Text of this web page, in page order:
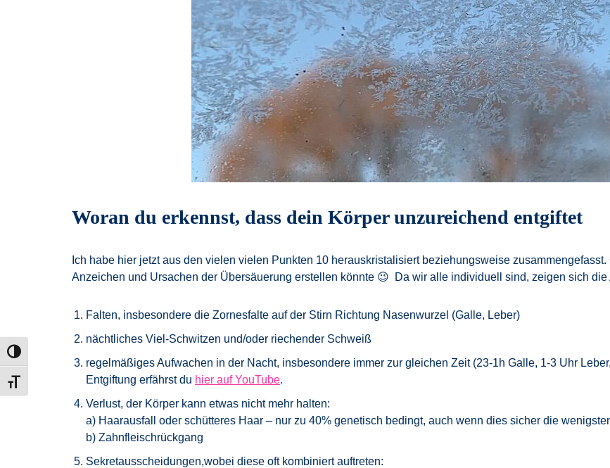
Umschalten auf hohe Kontraste
Schrift vergrößern
Woran du erkennst, dass dein Körper unzureichend entgiftet
Ich habe hier jetzt aus den vielen vielen Punkten 10 herauskristalisiert beziehungsweise
Anzeichen und Ursachen der Übersäuerung erstellen könnte 😉 Da wir alle individuell sind, zeigen sich
Falten, insbesondere die Zornesfalte auf der Stirn Richtung Nasenwurzel (Galle, Leber)
nächtliches Viel-Schwitzen und/oder riechender Schweiß
regelmäßiges Aufwachen in der Nacht, insbesondere immer zur gleichen Zeit (23-1h Galle, 1-3 Uhr
Entgiftung erfährst du hier auf YouTube.
Verlust, der Körper kann etwas nicht mehr halten:
a) Haarausfall oder schütteres Haar – nur zu 40% genetisch bedingt, auch wenn dies sicher die
b) Zahnfleischrückgang
Sekretausscheidungen,wobei diese oft kombiniert auftreten: